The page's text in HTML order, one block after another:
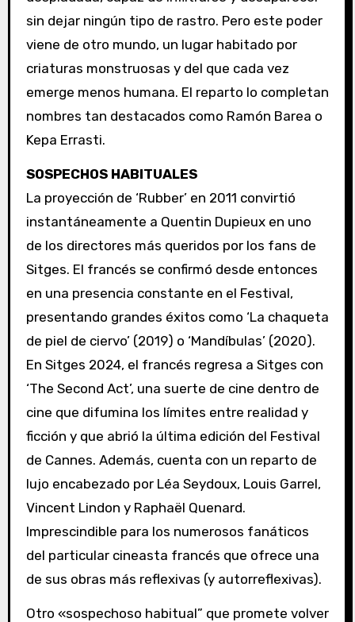
sin dejar ningún tipo de rastro. Pero este poder
viene de otro mundo, un lugar habitado por
criaturas monstruosas y del que cada vez
emerge menos humana. El reparto lo completan
nombres tan destacados como Ramón Barea o
Kepa Errasti.
SOSPECHOS HABITUALES
La proyección de ‘Rubber’ en 2011 convirtió
instantáneamente a Quentin Dupieux en uno
de los directores más queridos por los fans de
Sitges. El francés se confirmó desde entonces
en una presencia constante en el Festival,
presentando grandes éxitos como ‘La chaqueta
de piel de ciervo’ (2019) o ‘Mandíbulas’ (2020).
En Sitges 2024, el francés regresa a Sitges con
‘The Second Act’, una suerte de cine dentro de
cine que difumina los límites entre realidad y
ficción y que abrió la última edición del Festival
de Cannes. Además, cuenta con un reparto de
lujo encabezado por Léa Seydoux, Louis Garrel,
Vincent Lindon y Raphaël Quenard.
Imprescindible para los numerosos fanáticos
del particular cineasta francés que ofrece una
de sus obras más reflexivas (y autorreflexivas).
Otro «sospechoso habitual” que promete volver